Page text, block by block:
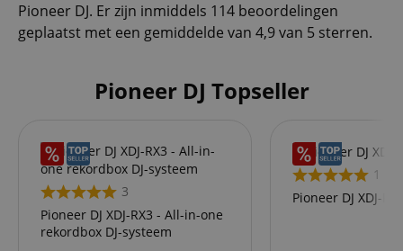
Pioneer DJ. Er zijn inmiddels 114 beoordelingen
geplaatst met een gemiddelde van 4,9 van 5 sterren.
Pioneer DJ Topseller
3
Pioneer DJ XDJ-RX3 - All-in-one
rekordbox DJ-systeem
1
Pioneer DJ XDJ-RR